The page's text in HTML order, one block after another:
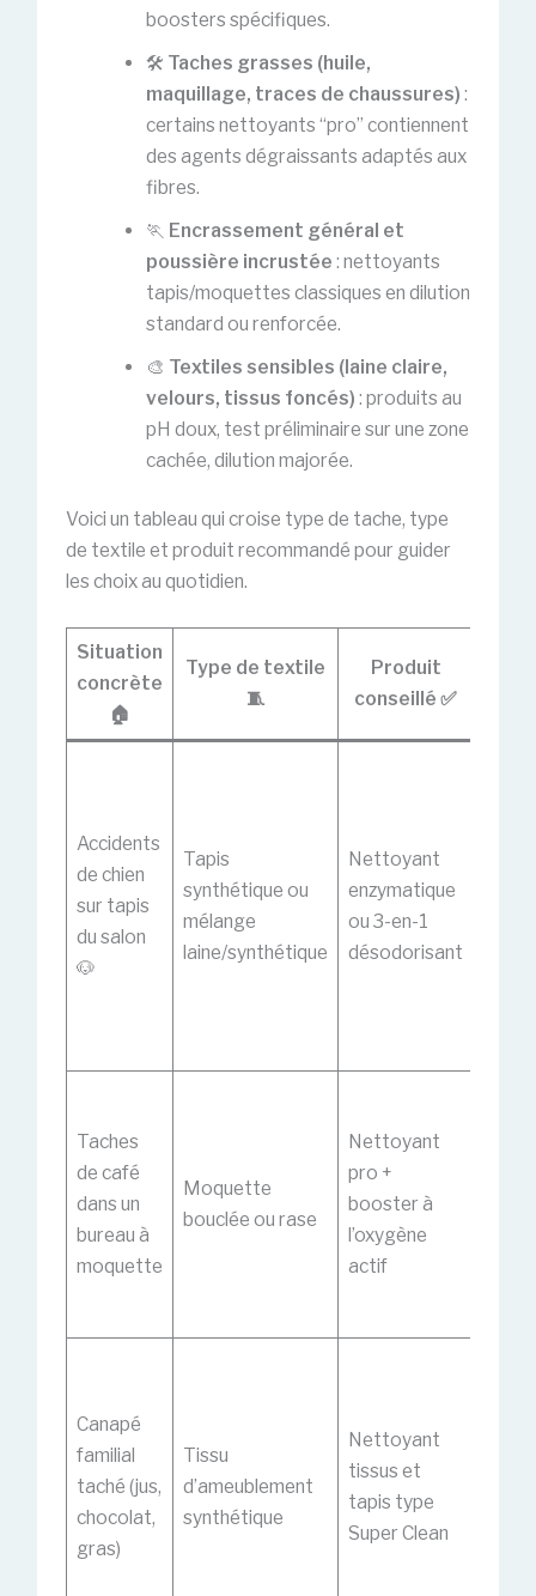
boosters spécifiques.
🛠️ Taches grasses (huile,
maquillage, traces de chaussures) :
certains nettoyants “pro” contiennent
des agents dégraissants adaptés aux
fibres.
🏃 Encrassement général et
poussière incrustée : nettoyants
tapis/moquettes classiques en dilution
standard ou renforcée.
🎨 Textiles sensibles (laine claire,
velours, tissus foncés) : produits au
pH doux, test préliminaire sur une zone
cachée, dilution majorée.
Voici un tableau qui croise type de tache, type
de textile et produit recommandé pour guider
les choix au quotidien.
Situation
concrète
🏠
Type de textile
🧵
Produit
conseillé ✅
Accidents
de chien
sur tapis
du salon
🐶
Tapis
synthétique ou
mélange
laine/synthétique
Nettoyant
enzymatique
ou 3-en-1
désodorisant
Taches
de café
dans un
bureau à
moquette
Moquette
bouclée ou rase
Nettoyant
pro +
booster à
l’oxygène
actif
Canapé
familial
taché (jus,
chocolat,
gras)
Tissu
d’ameublement
synthétique
Nettoyant
tissus et
tapis type
Super Clean